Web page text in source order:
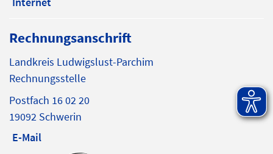
Rechnungsanschrift
Landkreis Ludwigslust-Parchim
Rechnungsstelle
Postfach 16 02 20
19092 Schwerin
E-Mail